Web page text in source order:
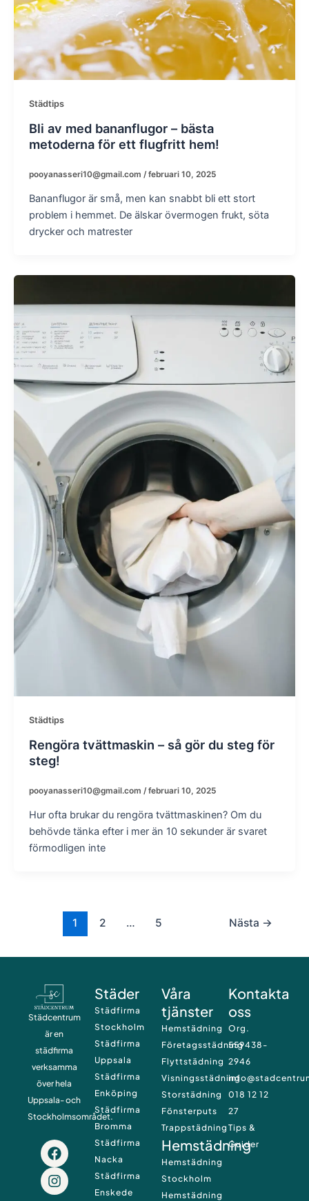
Städtips
Bli av med bananflugor – bästa
metoderna för ett flugfritt hem!
pooyanasseri10@gmail.com /februari 10, 2025
Bananflugor är små, men kan snabbt bli ett stort
problem i hemmet. De älskar övermogen frukt, söta
drycker och matrester
Städtips
Rengöra tvättmaskin – så gör du steg för
steg!
pooyanasseri10@gmail.com /februari 10, 2025
Hur ofta brukar du rengöra tvättmaskinen? Om du
behövde tänka efter i mer än 10 sekunder är svaret
förmodligen inte
1 2 … 5 Nästa →
Städcentrum
är en
städfirma
verksamma
över hela
Uppsala- och
Stockholmsområdet.
F
a
c
e
I
n
s
t
Städer
Städfirma
Stockholm
Städfirma
Uppsala
Städfirma
Enköping
Städfirma
Bromma
Städfirma
Nacka
Städfirma
Enskede
Våra
tjänster
Hemstädning
Företagsstädning
Flyttstädning
Visningsstädning
Storstädning
Fönsterputs
Trappstädning
Hemstädning
Hemstädning
Stockholm
Hemstädning
Kontakta
oss
Org.
559438-
2946
018 12 12
27
Tips &
Guider